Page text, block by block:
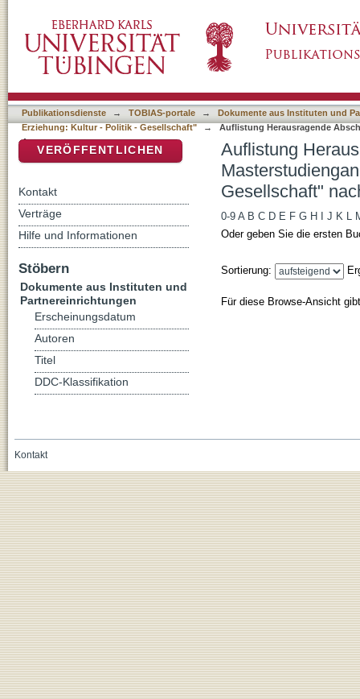
Kultur - Politik - Gesellschaft" nach Autor
Publikationsdienste → TOBIAS-portale →
Dokumente aus Instituten und
Erziehung: Kultur - Politik - Gesellschaft"
→
Auflistung Herausragende
Autor
Auflistung
Gesellschaft"
0-9 A B C D E F G H J K L
Oder geben Sie die ersten
Sortierung:
Für diese Browse-Ansicht
VERÖFFENTLICHEN
Kontakt
Verträge
Hilfe und Informationen
Stöbern
Dokumente aus Instituten und
Partnereinrichtungen
Erscheinungsdatum
Autoren
Titel
DDC-Klassifikation
Kontakt